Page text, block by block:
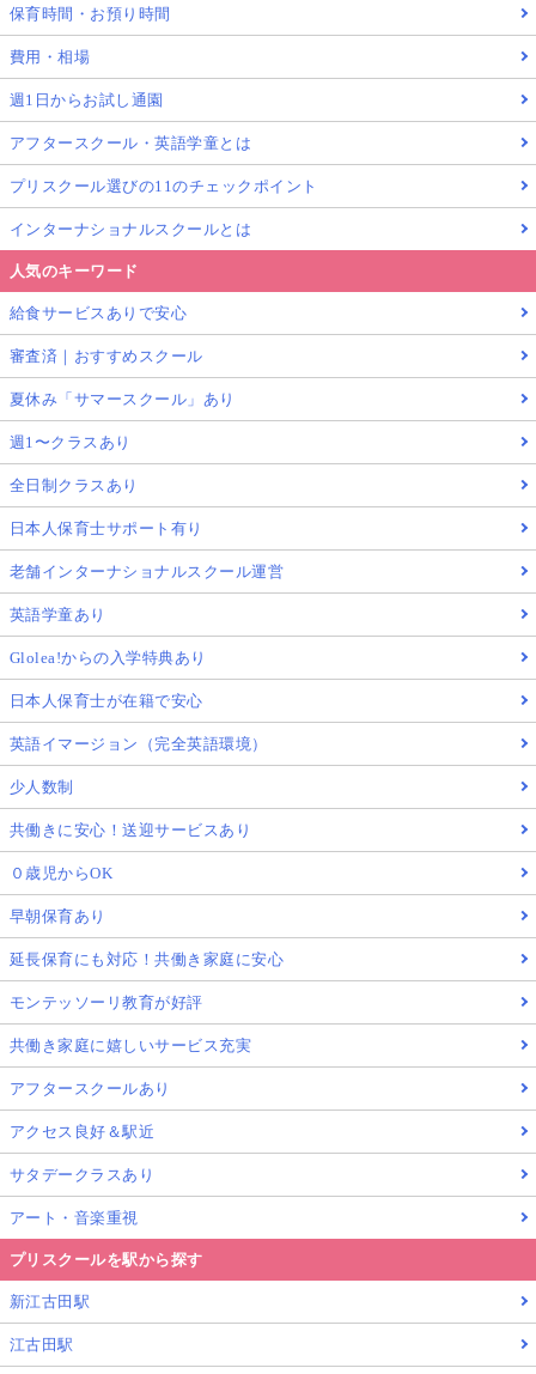
保育時間・お預り時間
費用・相場
週1日からお試し通園
アフタースクール・英語学童とは
プリスクール選びの11のチェックポイント
インターナショナルスクールとは
人気のキーワード
給食サービスありで安心
審査済｜おすすめスクール
夏休み「サマースクール」あり
週1〜クラスあり
全日制クラスあり
日本人保育士サポート有り
老舗インターナショナルスクール運営
英語学童あり
Glolea!からの入学特典あり
日本人保育士が在籍で安心
英語イマージョン（完全英語環境）
少人数制
共働きに安心！送迎サービスあり
０歳児からOK
早朝保育あり
延長保育にも対応！共働き家庭に安心
モンテッソーリ教育が好評
共働き家庭に嬉しいサービス充実
アフタースクールあり
アクセス良好＆駅近
サタデークラスあり
アート・音楽重視
プリスクールを駅から探す
新江古田駅
江古田駅